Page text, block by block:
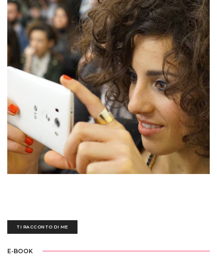
TI RACCONTO DI ME
E-BOOK